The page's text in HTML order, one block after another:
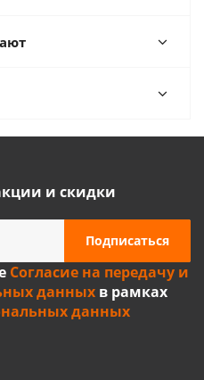
и скидки
Согласие на передачу и
данныхв рамках
данных